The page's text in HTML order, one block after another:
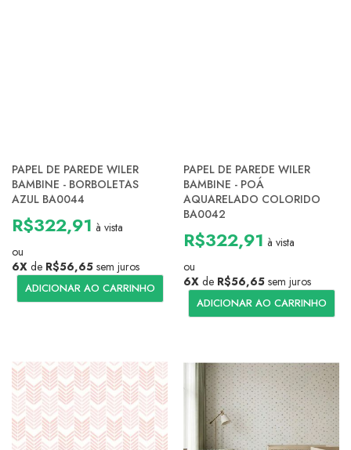
PAPEL DE PAREDE WILER
BAMBINE - BORBOLETAS
AZUL BA0044
R$322,91 à vista
ou
6X de R$56,65 sem juros
ADICIONAR AO CARRINHO
PAPEL DE PAREDE WILER
BAMBINE - POÁ
AQUARELADO COLORIDO
BA0042
R$322,91 à vista
ou
6X de R$56,65 sem juros
ADICIONAR AO CARRINHO